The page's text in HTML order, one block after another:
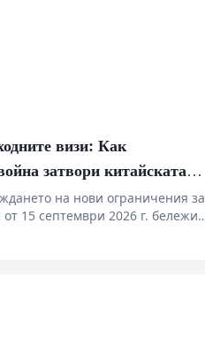
визи: Как
затвори китайската
на нови ограничения за
15 септември 2026 г. бележи
свободи към сдържане на